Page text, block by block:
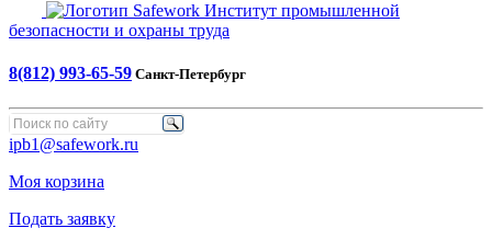
Safework Институт промышленной
безопасности и охраны труда
8(812) 993-65-59 Санкт-Петербург
ipb1@safework.ru
Моя корзина
Подать заявку